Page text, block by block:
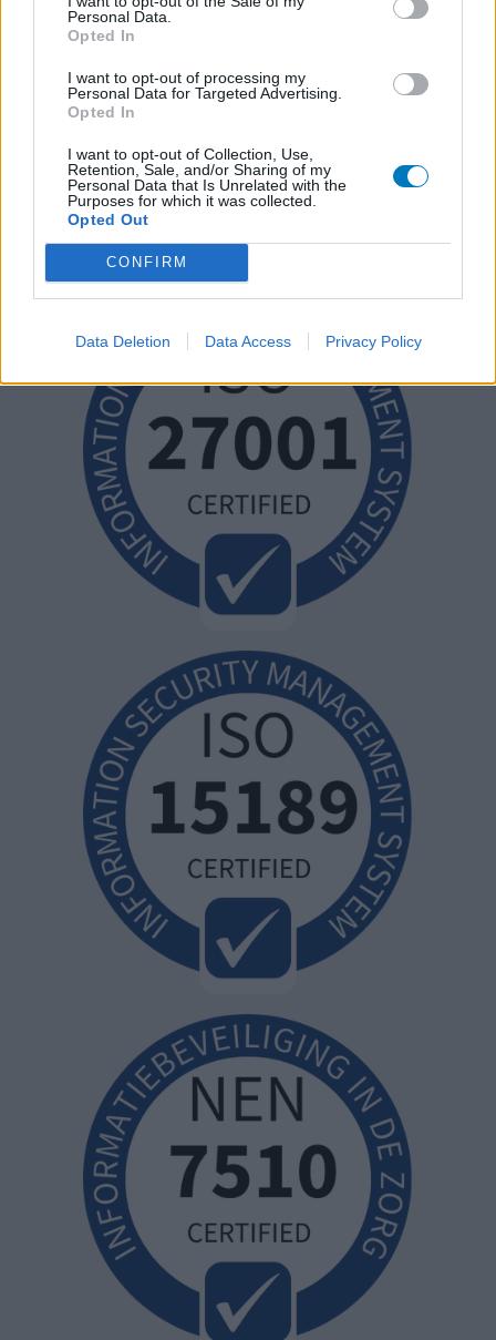
Personal Data.
Opted In
I want to opt-out of processing my
Personal Data for Targeted Advertising.
Opted In
I want to opt-out of Collection, Use,
Retention, Sale, and/or Sharing of my
Personal Data that Is Unrelated with the
Purposes for which it was collected.
Opted Out
CONFIRM
Data Deletion Data Access Privacy Policy